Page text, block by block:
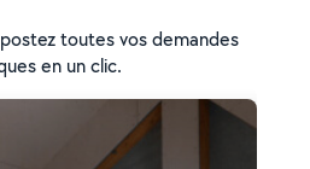
toutes vos demandes
en un clic.